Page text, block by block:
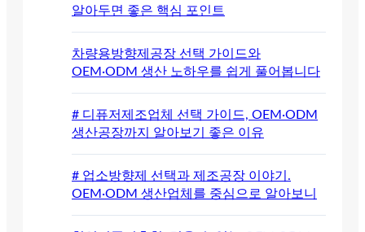
알아두면 좋은 핵심 포인트
차량용방향제공장 선택 가이드와
OEM·ODM 생산 노하우를 쉽게 풀어봅니다
# 디퓨저제조업체 선택 가이드, OEM·ODM
생산공장까지 알아보기 좋은 이유
# 업소방향제 선택과 제조공장 이야기.
OEM·ODM 생산업체를 중심으로 알아보니